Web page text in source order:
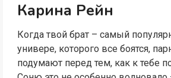
Карина Рейн
Когда твой брат – самый
универе, которого все боятся,
подумают перед тем, как к тебе